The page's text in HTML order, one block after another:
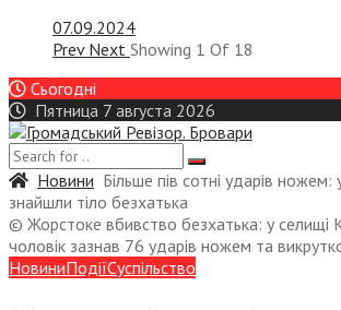
07.09.2024
Prev Next Showing 1 Of 18
Сьогодні
Пятница 7 августа 2026
Новини Більше пів сотні ударів ножем:
знайшли тіло безхатька
© Жорстоке вбивство безхатька: у селищі
чоловік зазнав 76 ударів ножем та
НовиниПодіїСуспiльство